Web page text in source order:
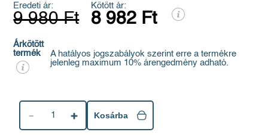
Eredeti ár:
9 980 Ft
Kötött ár:
8 982 Ft
Árkötött
termék
A hatályos jogszabályok szerint erre a termékre
jelenleg maximum 10% árengedmény adható.
1 Kosárba